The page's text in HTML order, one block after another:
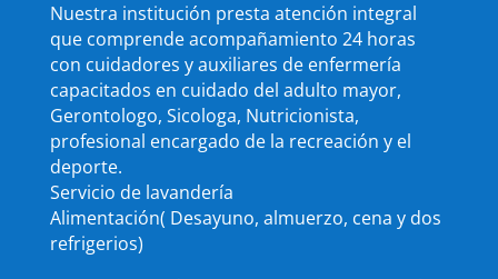
Nuestra institución presta atención integral
que comprende acompañamiento 24 horas
con cuidadores y auxiliares de enfermería
capacitados en cuidado del adulto mayor,
Gerontologo, Sicologa, Nutricionista,
profesional encargado de la recreación y el
deporte.
Servicio de lavandería
Alimentación( Desayuno, almuerzo, cena y dos
refrigerios)